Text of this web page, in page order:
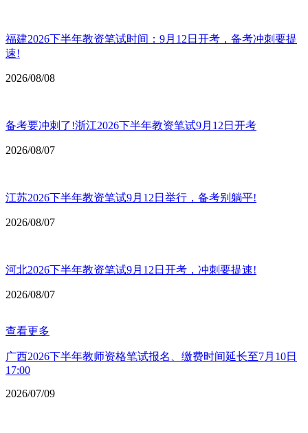
福建2026下半年教资笔试时间：9月12日开考，备考冲刺要提
速!
2026/08/08
备考要冲刺了!浙江2026下半年教资笔试9月12日开考
2026/08/07
江苏2026下半年教资笔试9月12日举行，备考别躺平!
2026/08/07
河北2026下半年教资笔试9月12日开考，冲刺要提速!
2026/08/07
查看更多
广西2026下半年教师资格笔试报名、缴费时间延长至7月10日
17:00
2026/07/09